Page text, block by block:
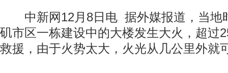
中新网12月8日电 据外媒报道，当地
矶市区一栋建设中的大楼发生大火，超过
救援，由于火势太大，火光从几公里外就